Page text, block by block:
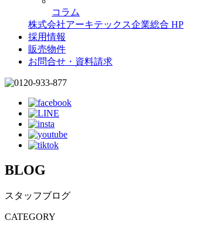
コラム
株式会社アーキテックス企業総合 HP
採用情報
販売物件
お問合せ・資料請求
BLOG
スタッフブログ
CATEGORY